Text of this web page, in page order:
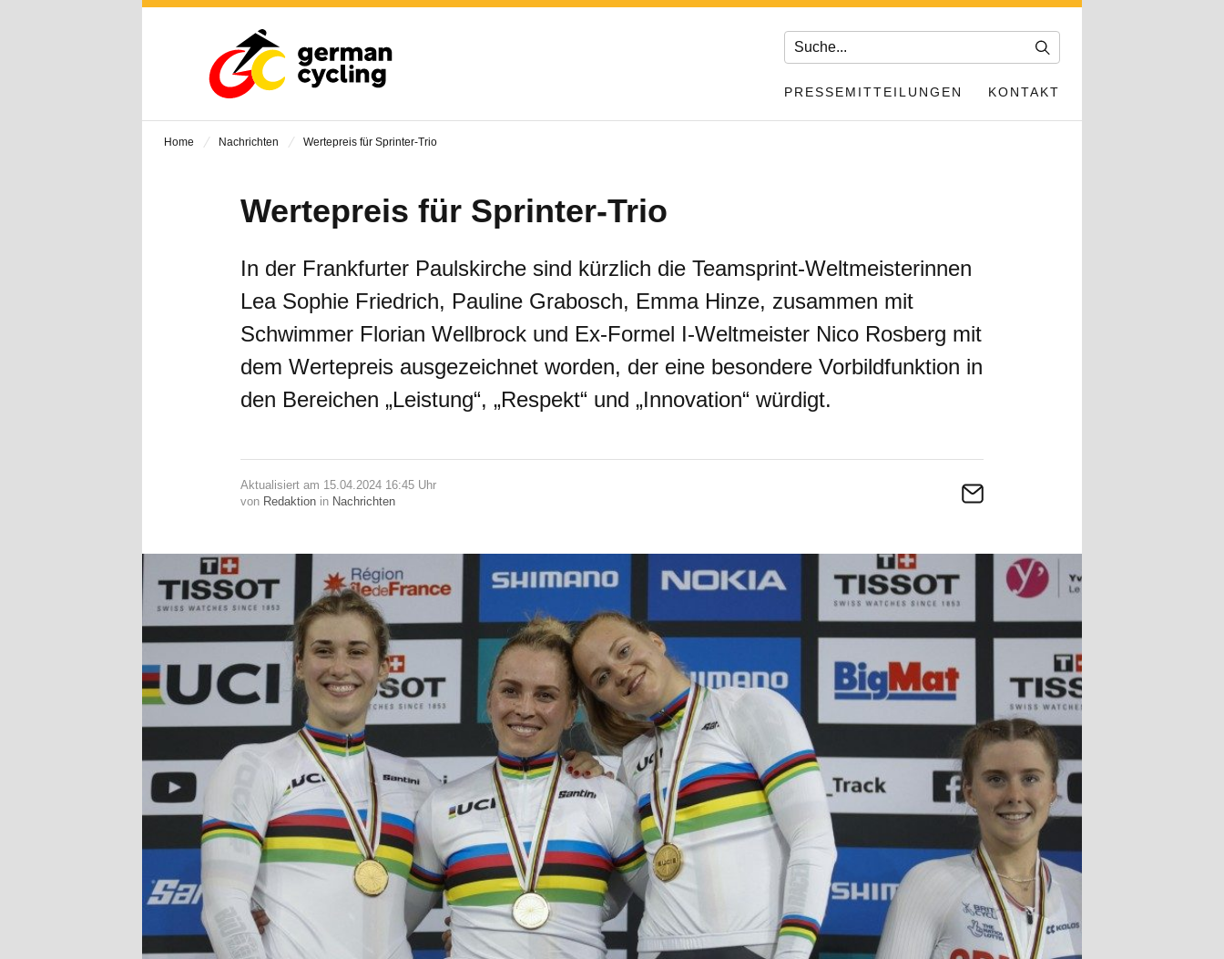
PRESSEMITTEILUNGEN KONTAKT
Home Nachrichten Wertepreis für Sprinter-Trio
Wertepreis für Sprinter-Trio
In der Frankfurter Paulskirche sind kürzlich die Teamsprint-Weltmeisterinnen
Lea Sophie Friedrich, Pauline Grabosch, Emma Hinze, zusammen mit
Schwimmer Florian Wellbrock und Ex-Formel I-Weltmeister Nico Rosberg mit
dem Wertepreis ausgezeichnet worden, der eine besondere Vorbildfunktion in
den Bereichen „Leistung“, „Respekt“ und „Innovation“ würdigt.
Aktualisiert am 15.04.2024 16:45 Uhr
von Redaktion in Nachrichten